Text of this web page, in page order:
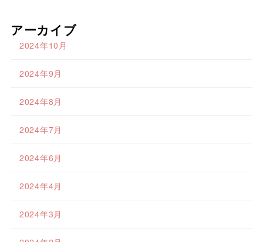
アーカイブ
2024年10月
2024年9月
2024年8月
2024年7月
2024年6月
2024年4月
2024年3月